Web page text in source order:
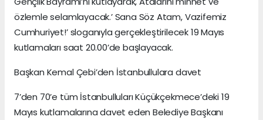
özlemle selamlayacak.’ Sana Söz Atam, Vazifemiz
Cumhuriyet!’ sloganıyla gerçekleştirilecek 19 Mayıs
kutlamaları saat 20.00’de başlayacak.
Başkan Kemal Çebi’den İstanbullulara davet
7’den 70’e tüm İstanbulluları Küçükçekmece’deki 19
Mayıs kutlamalarına davet eden Belediye Başkanı